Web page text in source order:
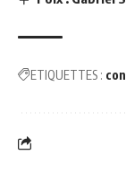
ETIQUETTES :